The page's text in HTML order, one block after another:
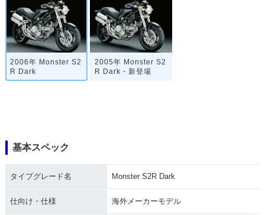
2006年 Monster S2
R Dark
2005年 Monster S2
R Dark・新登場
基本スペック
タイプグレード名 Monster S2R Dark
仕向け・仕様 海外メーカーモデル